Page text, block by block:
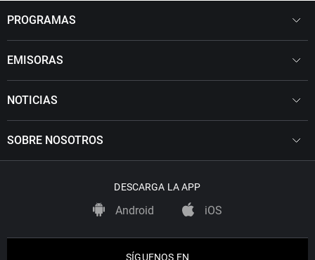
PROGRAMAS
EMISORAS
NOTICIAS
SOBRE NOSOTROS
DESCARGA LA APP
Android iOS
SÍGUENOS EN